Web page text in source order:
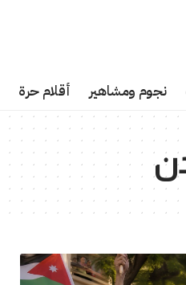
نجوم ومشاهير أقلام حرة